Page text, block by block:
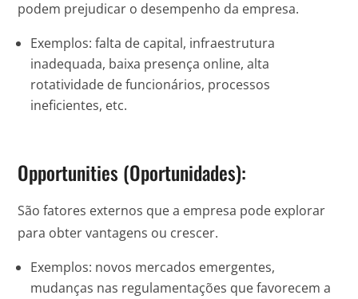
podem prejudicar o desempenho da empresa.
Exemplos: falta de capital, infraestrutura
inadequada, baixa presença online, alta
rotatividade de funcionários, processos
ineficientes, etc.
Opportunities (Oportunidades):
São fatores externos que a empresa pode explorar
para obter vantagens ou crescer.
Exemplos: novos mercados emergentes,
mudanças nas regulamentações que favorecem a